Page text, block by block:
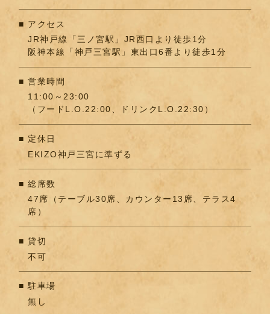
アクセス
JR神戸線「三ノ宮駅」JR西口より徒歩1分
阪神本線「神戸三宮駅」東出口6番より徒歩1分
営業時間
11:00～23:00
（フードL.O.22:00、ドリンクL.O.22:30）
定休日
EKIZO神戸三宮に準ずる
総席数
47席（テーブル30席、カウンター13席、テラス4
席）
貸切
不可
駐車場
無し